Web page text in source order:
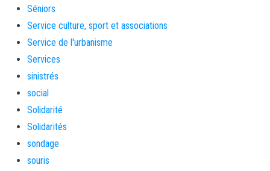
Séniors
Service culture, sport et associations
Service de l'urbanisme
Services
sinistrés
social
Solidarité
Solidarités
sondage
souris